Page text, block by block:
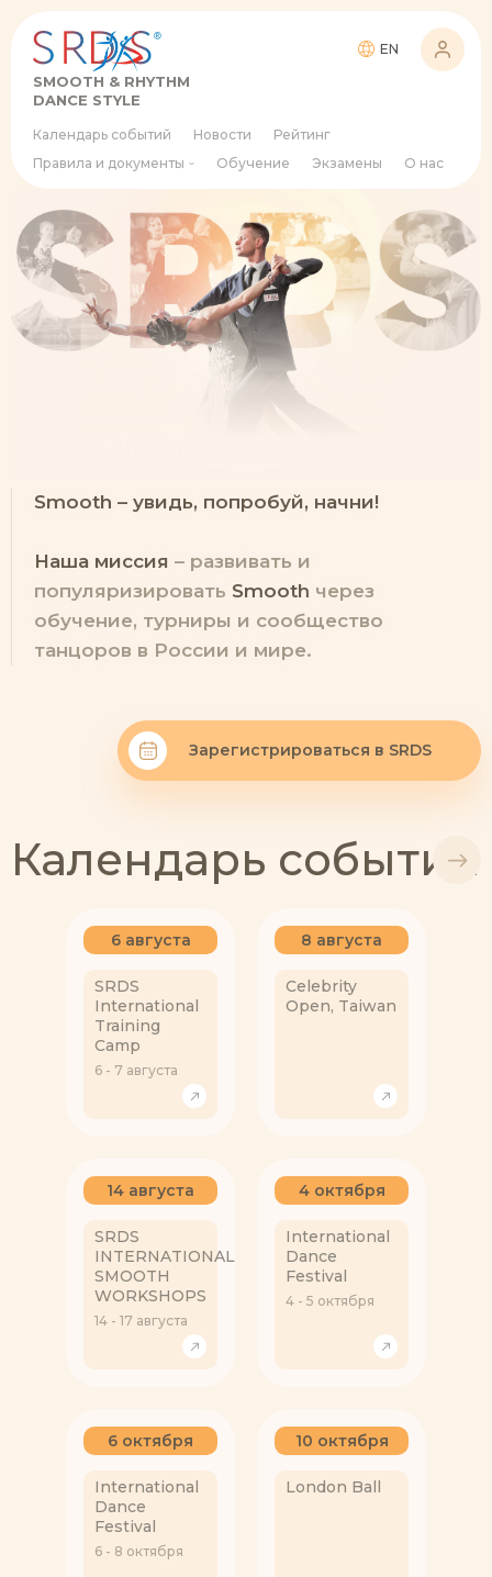
SMOOTH & RHYTHM
DANCE STYLE
EN
Календарь событий Новости
Рейтинг
Правила и документы
Обучение Экзамены О нас
Smooth – увидь, попробуй, начни!
Наша миссия – развивать и
популяризировать Smooth через
обучение, турниры и сообщество
танцоров в России и мире.
Зарегистрироваться в SRDS
Календарь событий
6 августа
SRDS
International
Training
Camp
6 - 7 августа
8 августа
Celebrity
Open, Taiwan
14 августа
SRDS
INTERNATIONAL
SMOOTH
WORKSHOPS
14 - 17 августа
4 октября
International
Dance
Festival
4 - 5 октября
6 октября
International
Dance
Festival
6 - 8 октября
10 октября
London Ball